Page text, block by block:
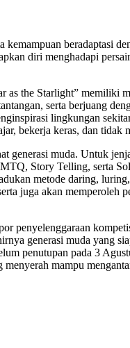
beradaptasi
diri menghadapi
the Starlight” memiliki
serta berjuang
lingkungan
bekerja keras, dan tidak
generasi muda. Untuk
Story Telling, serta
metode daring,
juga akan memperoleh
generasi muda yang
penutupan pada 3
mampu